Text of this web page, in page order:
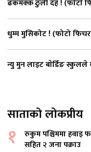
ढकमक्क ठुली दह ! (फाेटाे
धुम्म मुसिकोट ! (फोटो
न्यु मुन लाइट बाेर्डिङ
साताको लोकप्रीय
१
रुकुम पश्चिममा हवाइ
सहित २ जना पक्राउ